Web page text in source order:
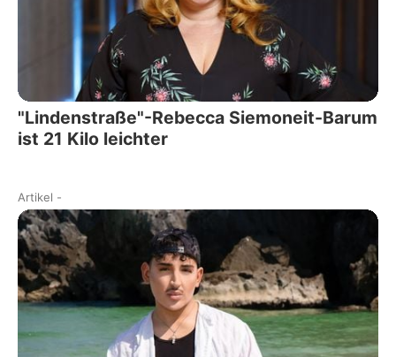
"Lindenstraße"-Rebecca Siemoneit-Barum
ist 21 Kilo leichter
Artikel -